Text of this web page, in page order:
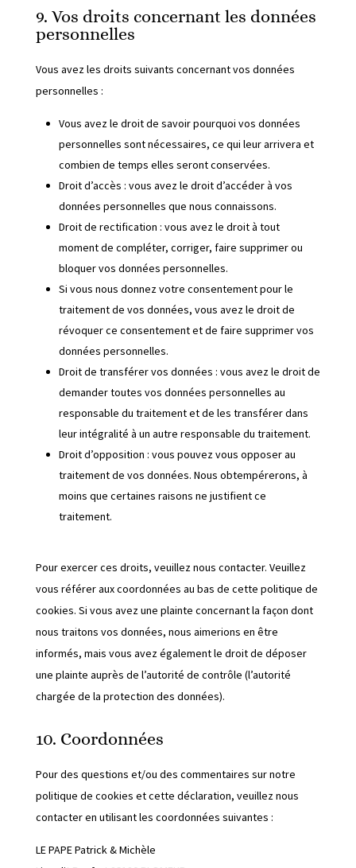
9. Vos droits concernant les données
personnelles
Vous avez les droits suivants concernant vos données
personnelles :
Vous avez le droit de savoir pourquoi vos données
personnelles sont nécessaires, ce qui leur arrivera et
combien de temps elles seront conservées.
Droit d’accès : vous avez le droit d’accéder à vos
données personnelles que nous connaissons.
Droit de rectification : vous avez le droit à tout
moment de compléter, corriger, faire supprimer ou
bloquer vos données personnelles.
Si vous nous donnez votre consentement pour le
traitement de vos données, vous avez le droit de
révoquer ce consentement et de faire supprimer vos
données personnelles.
Droit de transférer vos données : vous avez le droit de
demander toutes vos données personnelles au
responsable du traitement et de les transférer dans
leur intégralité à un autre responsable du traitement.
Droit d’opposition : vous pouvez vous opposer au
traitement de vos données. Nous obtempérerons, à
moins que certaines raisons ne justifient ce
traitement.
Pour exercer ces droits, veuillez nous contacter. Veuillez
vous référer aux coordonnées au bas de cette politique de
cookies. Si vous avez une plainte concernant la façon dont
nous traitons vos données, nous aimerions en être
informés, mais vous avez également le droit de déposer
une plainte auprès de l’autorité de contrôle (l’autorité
chargée de la protection des données).
10. Coordonnées
Pour des questions et/ou des commentaires sur notre
politique de cookies et cette déclaration, veuillez nous
contacter en utilisant les coordonnées suivantes :
LE PAPE Patrick & Michèle